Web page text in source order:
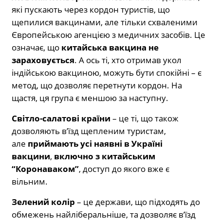
які пускають через кордон туристів, що
щепилися вакцинами, але тільки схваленими
Європейською агенцією з медичних засобів. Це
означає, що китайська вакцина не
зараховується. А ось ті, хто отримав укол
індійською вакциною, можуть бути спокійні – є
метод, що дозволяє перетнути кордон. На
щастя, ця група є меншою за наступну.
Світло-салатові країни – це ті, що також
дозволяють в’їзд щепленим туристам,
але приймають усі наявні в Україні
вакцини, включно з китайським
“Коронаваком”, доступ до якого вже є
вільним.
Зелений колір – це держави, що підходять до
обмежень найліберальніше, та дозволяє в’їзд